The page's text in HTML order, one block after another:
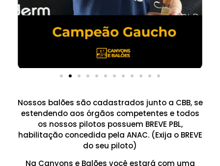
Nossos balões são cadastrados junto a CBB, se
estendendo aos órgãos competentes e todos
os nossos pilotos possuem BREVE PBL,
habilitação concedida pela ANAC. (Exija o BREVE
do seu piloto)
Na Canyons e Balões você estará com uma